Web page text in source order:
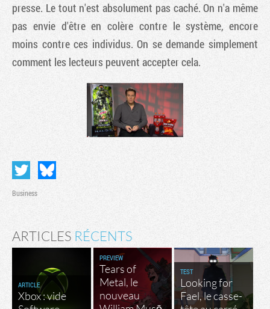
presse. Le tout n'est absolument pas caché. On n'a même
pas envie d'être en colère contre le système, encore
moins contre ces individus. On se demande simplement
comment les lecteurs peuvent accepter cela.
Business
ARTICLES RÉCENTS
ARTICLE
Xbox : vide
PREVIEW
Tears of
Metal, le
nouveau
TEST
Looking for
Fael, le casse-